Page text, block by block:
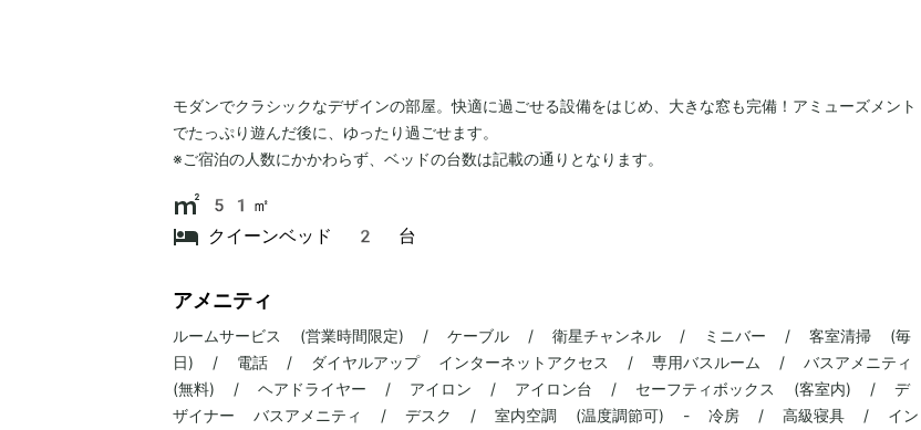
モダンでクラシックなデザインの部屋。快適に過ごせる設備をはじめ、大きな窓も完備！アミューズメント
でたっぷり遊んだ後に、ゆったり過ごせます。
※ご宿泊の人数にかかわらず、ベッドの台数は記載の通りとなります。
51㎡
クイーンベッド 2 台
アメニティ
ルームサービス (営業時間限定) / ケーブル / 衛星チャンネル / ミニバー / 客室清掃 (毎
日) / 電話 / ダイヤルアップ インターネットアクセス / 専用バスルーム / バスアメニティ
(無料) / ヘアドライヤー / アイロン / アイロン台 / セーフティボックス (客室内) / デ
ザイナー バスアメニティ / デスク / 室内空調 (温度調節可) - 冷房 / 高級寝具 / イン